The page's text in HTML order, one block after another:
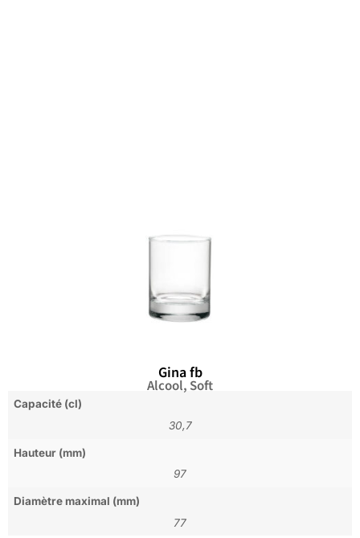
Gina fb
Alcool, Soft
Capacité (cl)
30,7
Hauteur (mm)
97
Diamètre maximal (mm)
77